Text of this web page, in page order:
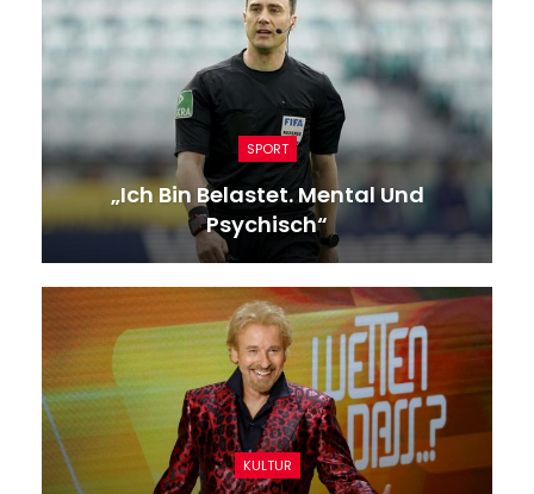
SPORT
„Ich Bin Belastet. Mental Und
Psychisch“
KULTUR